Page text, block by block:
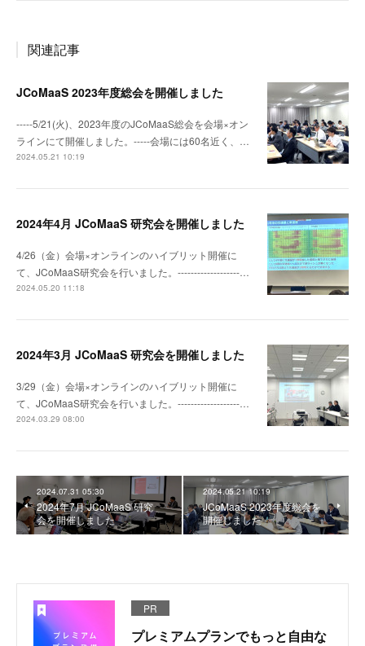
関連記事
JCoMaaS 2023年度総会を開催しました
-----5/21(火)、2023年度のJCoMaaS総会を会場×オン
ラインにて開催しました。-----会場には60名近く、…
2024.05.21 10:19
2024年4月 JCoMaaS 研究会を開催しました
4/26（金）会場×オンラインのハイブリット開催に
て、JCoMaaS研究会を行いました。-------------------…
2024.05.20 11:18
2024年3月 JCoMaaS 研究会を開催しました
3/29（金）会場×オンラインのハイブリット開催に
て、JCoMaaS研究会を行いました。-------------------…
2024.03.29 08:00
2024.07.31 05:30
2024年7月 JCoMaaS 研究
会を開催しました
2024.05.21 10:19
JCoMaaS 2023年度総会を
開催しました
PR
プレミアムプランでもっと自由な